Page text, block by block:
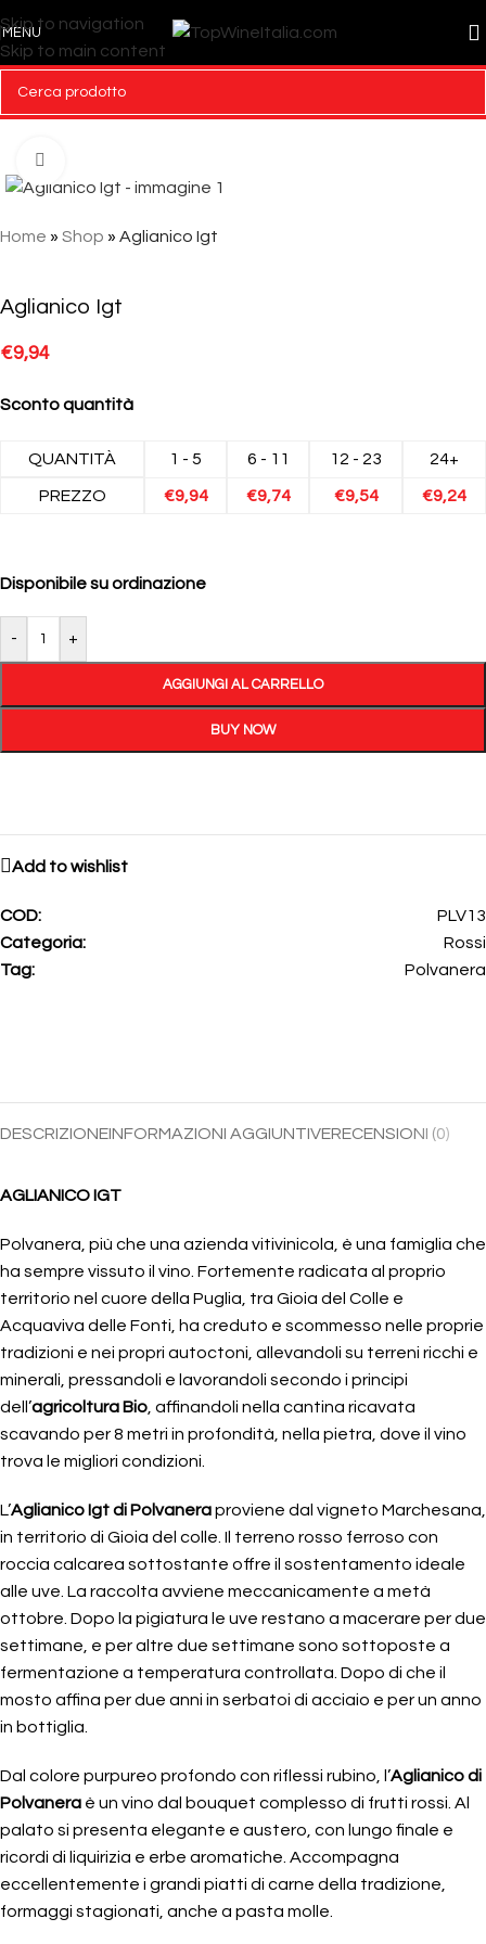
Skip to navigation
Skip to main content
MENU
Home » Shop » Aglianico Igt
Aglianico Igt
€9,94
Sconto quantità
QUANTITÀ 1 - 5 6 - 11 12 - 23 24+
PREZZO €9,94 €9,74 €9,54 €9,24
Disponibile su ordinazione
- +
AGGIUNGI AL CARRELLO
BUY NOW
Add to wishlist
COD:
PLV13
Categoria:
Rossi
Tag:
Polvanera
DESCRIZIONEINFORMAZIONI AGGIUNTIVERECENSIONI (0)
AGLIANICO IGT
Polvanera, più che una azienda vitivinicola, è una famiglia che
ha sempre vissuto il vino. Fortemente radicata al proprio
territorio nel cuore della Puglia, tra Gioia del Colle e
Acquaviva delle Fonti, ha creduto e scommesso nelle proprie
tradizioni e nei propri autoctoni, allevandoli su terreni ricchi e
minerali, pressandoli e lavorandoli secondo i principi
dell’agricoltura Bio , affinandoli nella cantina ricavata
scavando per 8 metri in profondità, nella pietra, dove il vino
trova le migliori condizioni.
L’Aglianico Igt di Polvaneraproviene dal vigneto Marchesana,
in territorio di Gioia del colle. Il terreno rosso ferroso con
roccia calcarea sottostante offre il sostentamento ideale
alle uve. La raccolta avviene meccanicamente a metà
ottobre. Dopo la pigiatura le uve restano a macerare per due
settimane, e per altre due settimane sono sottoposte a
fermentazione a temperatura controllata. Dopo di che il
mosto affina per due anni in serbatoi di acciaio e per un anno
in bottiglia.
Dal colore purpureo profondo con riflessi rubino, l’Aglianico di
Polvanera è un vino dal bouquet complesso di frutti rossi. Al
palato si presenta elegante e austero, con lungo finale e
ricordi di liquirizia e erbe aromatiche. Accompagna
eccellentemente i grandi piatti di carne della tradizione,
formaggi stagionati, anche a pasta molle.